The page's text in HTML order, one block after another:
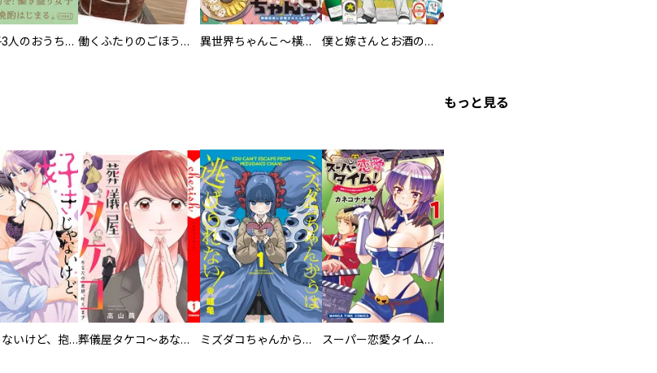
働き女子3人のおうち晩酌 働くふたりのごほうび飯 異世界ちゃんこ～横綱目前に召喚されたんだが～ 【連載版】 僕と嫁さんとお酒の関係
もっと見る
好きじゃないけど、抱いてください【電子単行本版／特典おまけ付き】 葬儀屋タケコ～あなたの最期、叶えます【電子単行本版】 ミズダコちゃんからは逃げられない！ スーパー恋愛タイム！～現場でドＳな彼女は自宅でデレる～